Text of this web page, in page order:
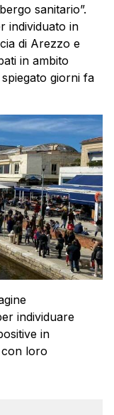
sanitario”.
individuato in
di Arezzo e
in ambito
giorni fa
individuare
in
loro